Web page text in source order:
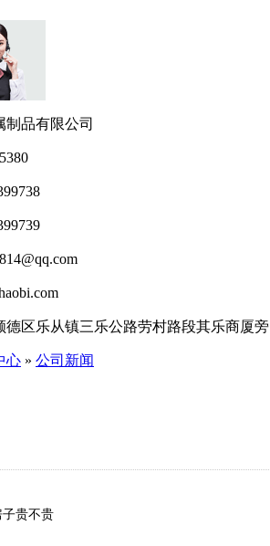
品有限公司
德区乐从镇三乐公路劳村路段其乐商厦旁
心 » 公司新闻
贵不贵